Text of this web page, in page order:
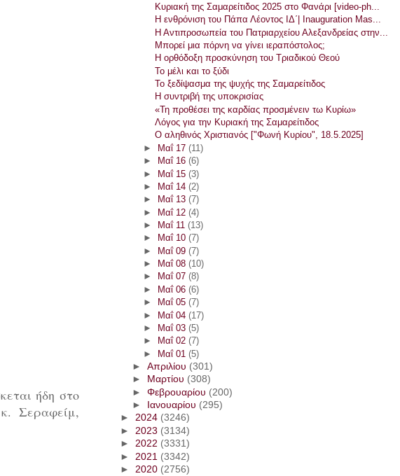
ήδη στο
Σεραφείμ,
Κυριακή της Σαμαρείτιδος 2025 στο Φανάρι [video-ph...
Η ενθρόνιση του Πάπα Λέοντος ΙΔ΄| Inauguration Mas...
Η Αντιπροσωπεία του Πατριαρχείου Αλεξανδρείας στην...
Μπορεί μια πόρνη να γίνει ιεραπόστολος;
Η ορθόδοξη προσκύνηση του Τριαδικού Θεού
Το μέλι και το ξύδι
Το ξεδίψασμα της ψυχής της Σαμαρείτιδος
Η συντριβή της υποκρισίας
«Τη προθέσει της καρδίας προσμένειν τω Κυρίω»
Λόγος για την Κυριακή της Σαμαρείτιδος
Ο αληθινός Χριστιανός ["Φωνή Κυρίου", 18.5.2025]
►
Μαΐ 17 (11)
►
Μαΐ 16 (6)
► Μαΐ 15 (3)
►
Μαΐ 14 (2)
►
Μαΐ 13 (7)
► Μαΐ 12 (4)
►
Μαΐ 11 (13)
►
Μαΐ 10 (7)
► Μαΐ 09 (7)
►
Μαΐ 08 (10)
►
Μαΐ 07 (8)
►
Μαΐ 06 (6)
►
Μαΐ 05 (7)
► Μαΐ 04 (17)
►
Μαΐ 03 (5)
►
Μαΐ 02 (7)
► Μαΐ 01 (5)
► Απριλίου (301)
►
Μαρτίου (308)
► Φεβρουαρίου (200)
►
Ιανουαρίου (295)
►2024 (3246)
► 2023 (3134)
►2022 (3331)
► 2021 (3342)
►2020 (2756)